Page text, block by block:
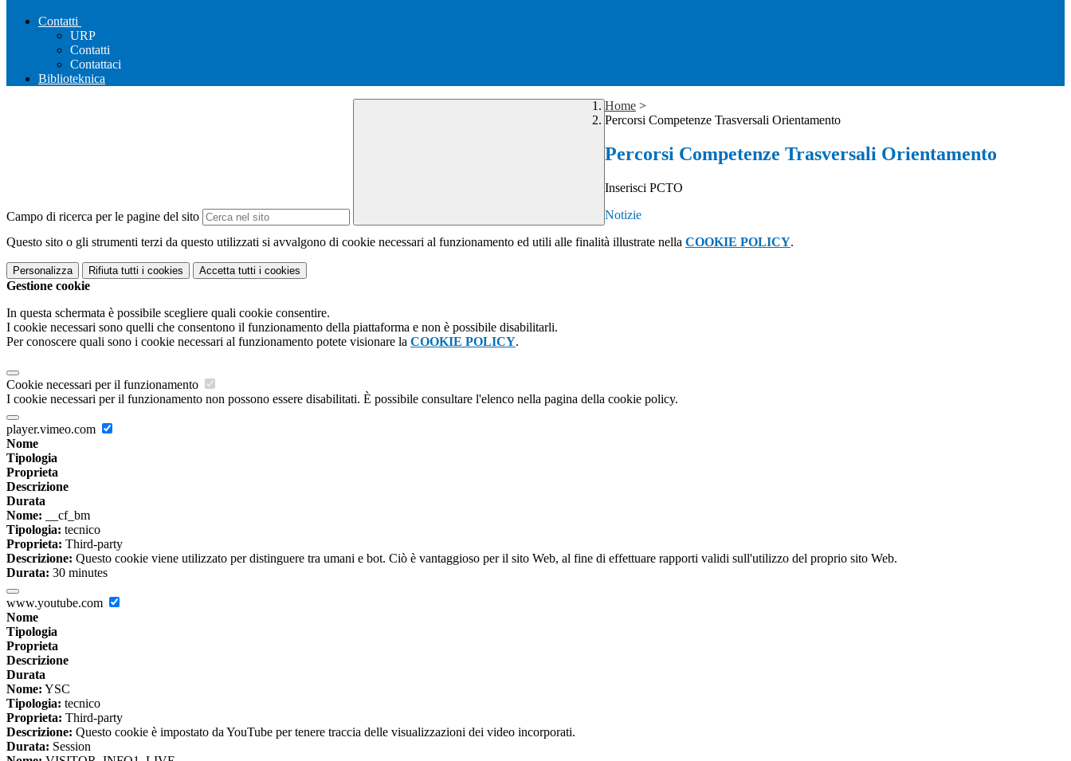
Contatti
URP
Contatti
Contattaci
Biblioteknica
Campo di ricerca per le pagine del sito
Home >
Percorsi Competenze Trasversali Orientamento
Percorsi Competenze Trasversali Orientamento
Inserisci PCTO
Notizie
Questo sito o gli strumenti terzi da questo utilizzati si avvalgono di cookie necessari al funzionamento ed utili alle finalità illustrate nella COOKIE POLICY.
Personalizza Rifiuta tutti i cookies Accetta tutti i cookies
Gestione cookie
In questa schermata è possibile scegliere quali cookie consentire.
I cookie necessari sono quelli che consentono il funzionamento della piattaforma e non è possibile disabilitarli.
Per conoscere quali sono i cookie necessari al funzionamento potete visionare la COOKIE POLICY.
Cookie necessari per il funzionamento
I cookie necessari per il funzionamento non possono essere disabilitati. È possibile consultare l'elenco nella pagina della cookie policy.
player.vimeo.com
Nome
Tipologia
Proprieta
Descrizione
Durata
Nome: __cf_bm
Tipologia: tecnico
Proprieta: Third-party
Descrizione: Questo cookie viene utilizzato per distinguere tra umani e bot. Ciò è vantaggioso per il sito Web, al fine di effettuare rapporti validi sull'utilizzo del proprio sito Web.
Durata: 30 minutes
www.youtube.com
Nome
Tipologia
Proprieta
Descrizione
Durata
Nome: YSC
Tipologia: tecnico
Proprieta: Third-party
Descrizione: Questo cookie è impostato da YouTube per tenere traccia delle visualizzazioni dei video incorporati.
Durata: Session